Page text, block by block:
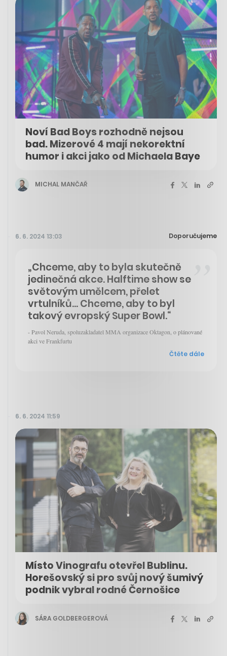
Noví Bad Boys rozhodně nejsou
bad. Mizerové 4 mají nekorektní
humor i akci jako od Michaela Baye
MICHAL MANČAŘ
6. 6. 2024 13:03 Doporučujeme
„Chceme, aby to byla skutečně
jedinečná akce. Halftime show se
světovým umělcem, přelet
vrtulníků... Chceme, aby to byl
takový evropský Super Bowl.“
- Pavol Neruda, spoluzakladatel MMA organizace Oktagon, o plánované
akci ve Frankfurtu
Čtěte dále
6. 6. 2024 11:59
Místo Vinografu otevřel Bublinu.
Horešovský si pro svůj nový šumivý
podnik vybral rodné Černošice
SÁRA GOLDBERGEROVÁ